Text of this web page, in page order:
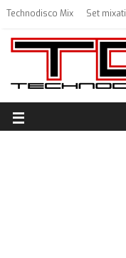
Technodisco Mix Set mixati